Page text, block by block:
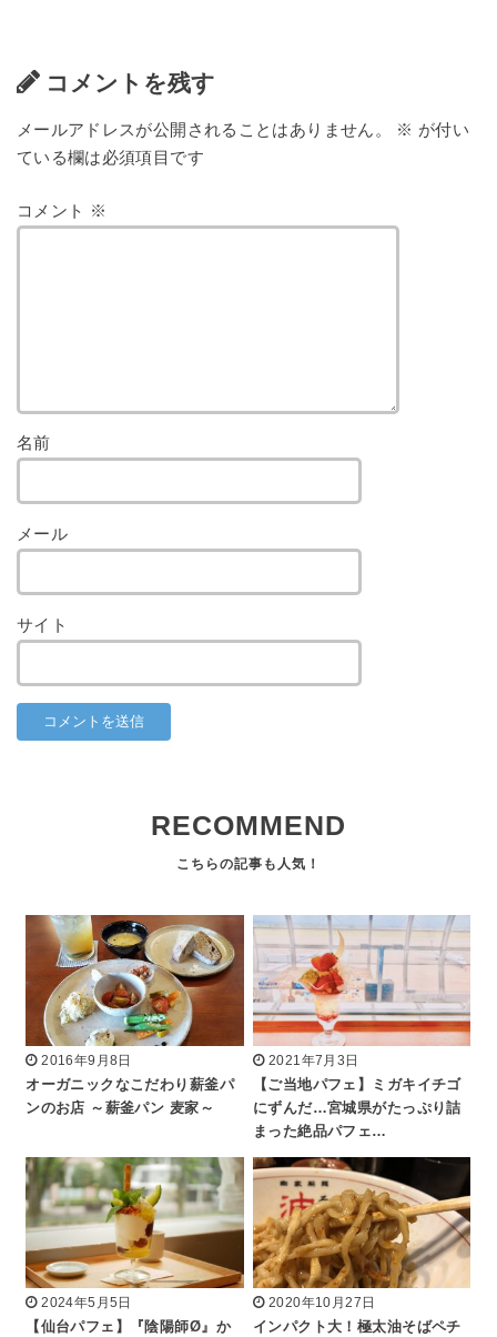
コメントを残す
メールアドレスが公開されることはありません。 ※ が付い
ている欄は必須項目です
コメント ※
名前
メール
サイト
RECOMMEND
2016年9月8日
オーガニックなこだわり薪釜パ
ンのお店 ～薪釜パン 麦家～
2021年7月3日
【ご当地パフェ】ミガキイチゴ
にずんだ…宮城県がたっぷり詰
まった絶品パフェ…
2024年5月5日
【仙台パフェ】『陰陽師Ø』か
2020年10月27日
インパクト大！極太油そばペチ